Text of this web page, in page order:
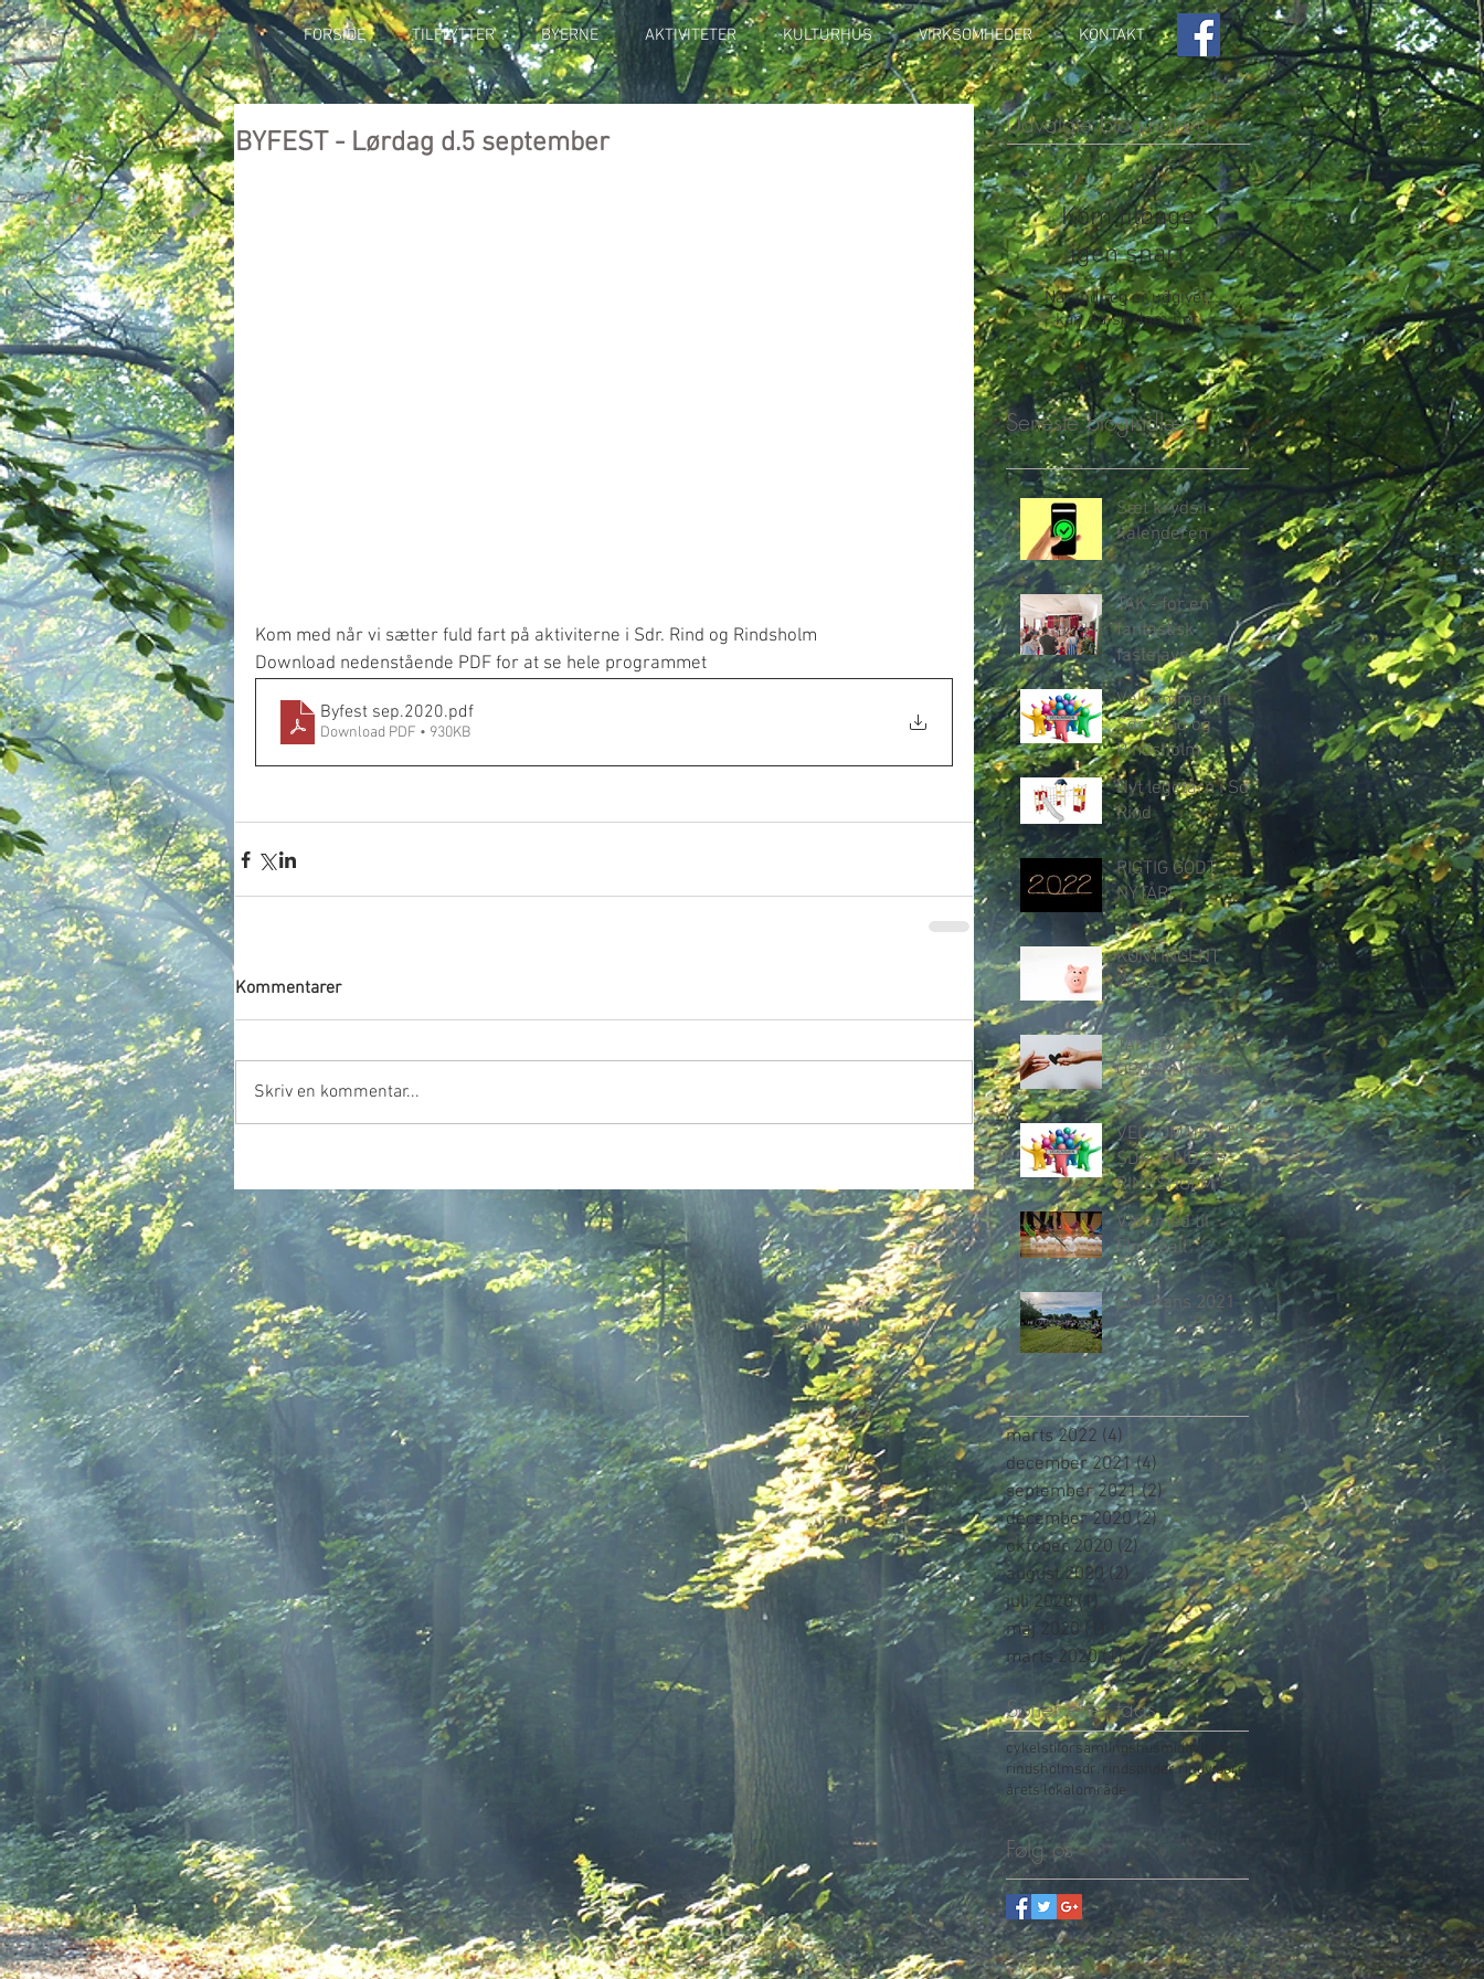
FORSIDE TILFLYTTER BYERNE AKTIVITETER KULTURHUS VIRKSOMHEDER KONTAKT
BYFEST - Lørdag d.5 september
Kom med når vi sætter fuld fart på aktiviterne i Sdr. Rind og Rindsholm
Download nedenstående PDF for at se hele programmet
Byfest sep.2020.pdf
Download PDF • 930KB
Kommentarer
Skriv en kommentar...
Udvalgte blogindlæg
Kom tilbage
igen snart
Når indlæg er udgivet,
kan du se dem her.
Seneste blogindlæg
Sæt kryds i
kalenderen
TAK - for en
fantastisk
fastelavn
Velkommen til
Sdr. Rind og
Rindsholm
Nyt legetårn i Sdr.
Rind
RIGTIG GODT
NYTÅR!
KONTINGENT
2022
TAK FOR
OPBAKNINGEN
VELKOMMEN TIL
SDR. RIND OG
RINDSHOLM
Vær med til
Floorball
Sct. Hans 2021
Arkiv
marts 2022 (4) 4 indlæg
december 2021 (4) 4 indlæg
september 2021 (2)2 indlæg
december 2020 (2) 2 indlæg
oktober 2020 (2) 2 indlæg
august 2020 (2) 2 indlæg
juli 2020 (1) 1 indlæg
maj 2020 (1)1 indlæg
marts 2020 (1)1 indlæg
Sorter efter tags
cykelstiforsamlingshus midtjylland
rindsholmsdr. rindsønder rindviborg
årets lokalområde
Følg os